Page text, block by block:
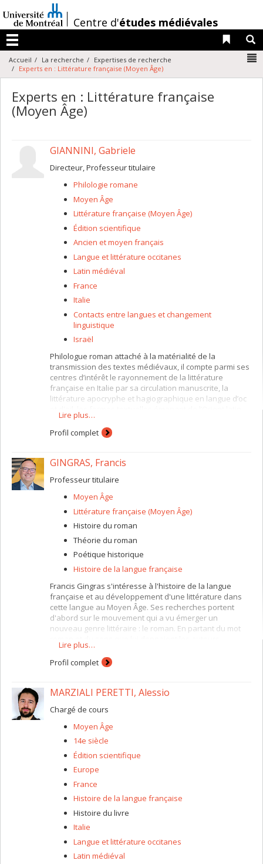
au
contenu
/
Centre d'études médiévales
Menu
Liens
Accueil La recherche
Expertises de recherche
Experts en : Littérature française (Moyen Âge)
Experts en : Littérature française
(Moyen Âge)
GIANNINI, Gabriele
Directeur, Professeur titulaire
Philologie romane
Moyen Âge
Littérature française (Moyen Âge)
Édition scientifique
Ancien et moyen français
Langue et littérature occitanes
Latin médiéval
France
Italie
Contacts entre langues et changement
linguistique
Israël
Philologue roman attaché à la matérialité de la
transmission des textes médiévaux, il compte parmi ses
centres d’intérêt le rayonnement de la littérature
française en Italie par sa circulation manuscrite, la
littérature apocryphe et hagiographique en langue d’oc
ou y ayant cours.
Lire plus…
Profil complet
GINGRAS, Francis
Professeur titulaire
Moyen Âge
Littérature française (Moyen Âge)
Histoire du roman
Théorie du roman
Poétique historique
Histoire de la langue française
Francis Gingras s'intéresse à l'histoire de la langue
française et au développement d'une littérature dans
cette langue au Moyen Âge. Ses recherches portent
d'abord sur le mouvement qui a vu émerger un
nouveau genre littéraire : le roman. En partant du mot
médiévaux jusqu’à la matérialisation de la chose dans
l’histoire du livre médiéval, la réflexion sur cette
nouvelle forme narrative permet d’interroger aussi bien
particulier de la « littérature » médiévale que la question
romanesque.
Lire plus…
Profil complet
MARZIALI PERETTI, Alessio
Chargé de cours
Moyen Âge
14e siècle
Édition scientifique
Europe
France
Histoire de la langue française
Histoire du livre
Italie
Langue et littérature occitanes
Latin médiéval